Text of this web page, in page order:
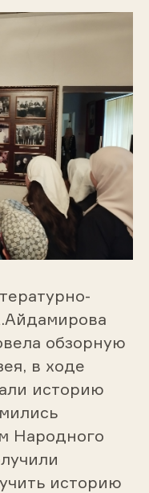
обзорную
в ходе
историю
Народного
историю